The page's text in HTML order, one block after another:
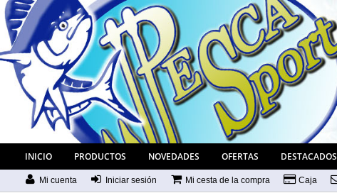
INICIO PRODUCTOS NOVEDADES OFERTAS DESTACADOS
Mi cuenta Iniciar sesión Mi cesta de la compra Caja